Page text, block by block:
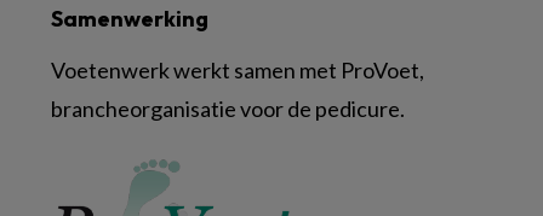
Samenwerking
Voetenwerk werkt samen met ProVoet,
brancheorganisatie voor de pedicure.